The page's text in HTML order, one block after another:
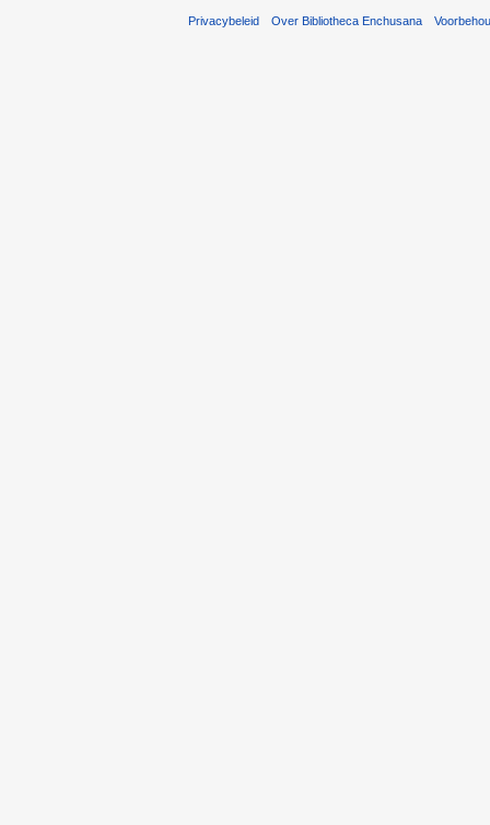
Privacybeleid Over Bibliotheca Enchusana